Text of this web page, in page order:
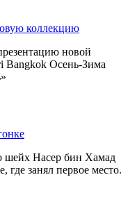
коллекцию
новой
Bangkok Осень-Зима
шейх Насер бин Хамад
где занял первое место.